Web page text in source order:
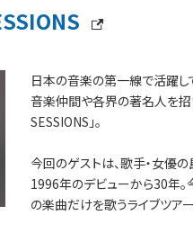
日本の音楽の第一線で活躍し
音楽仲間や各界の著名人を招
SESSIONS」。
今回のゲストは、歌手・女優の
1996年のデビューから30年。
の楽曲だけを歌うライブツア